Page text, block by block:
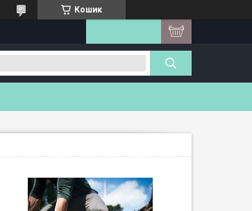
Кошик